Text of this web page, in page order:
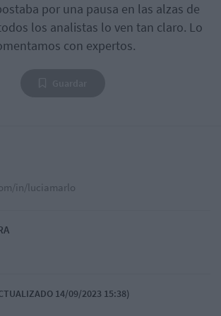
por una pausa en las alzas de
los analistas lo ven tan claro. Lo
con expertos.
in/luciamarlo
14/09/2023 15:38)